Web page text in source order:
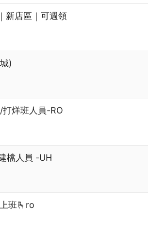
新店區｜可週領
)
烊班人員-RO
檔人員 -UH
班🫰ro